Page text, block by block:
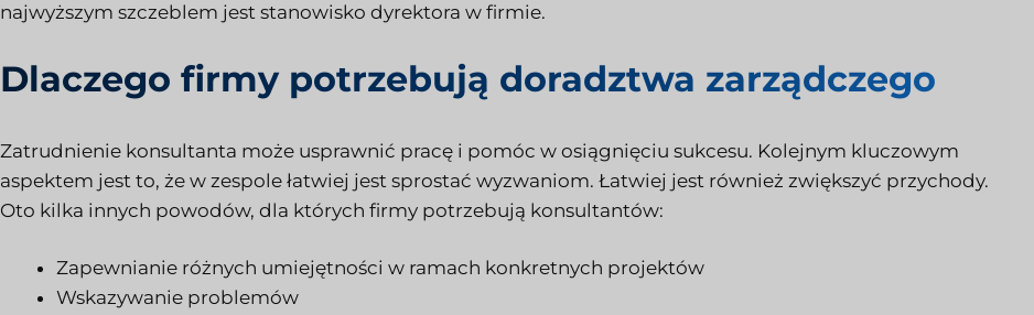
najwyższym szczeblem jest stanowisko dyrektora w firmie.
Dlaczego firmy potrzebują doradztwa zarządczego
Zatrudnienie konsultanta może usprawnić pracę i pomóc w osiągnięciu sukcesu. Kolejnym kluczowym
aspektem jest to, że w zespole łatwiej jest sprostać wyzwaniom. Łatwiej jest również zwiększyć przychody.
Oto kilka innych powodów, dla których firmy potrzebują konsultantów:
Zapewnianie różnych umiejętności w ramach konkretnych projektów
Wskazywanie problemów